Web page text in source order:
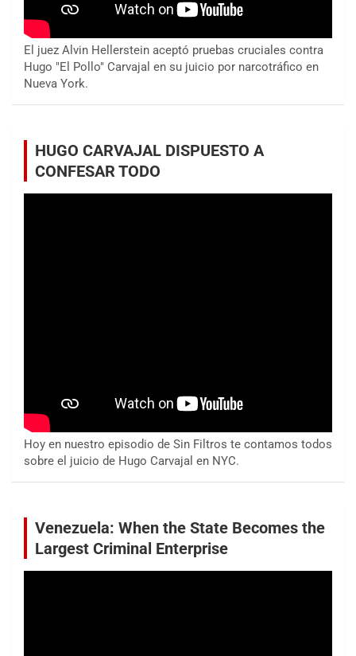
El juez Alvin Hellerstein aceptó pruebas cruciales contra
Hugo "El Pollo" Carvajal en su juicio por narcotráfico en
Nueva York.
HUGO CARVAJAL DISPUESTO A
CONFESAR TODO
Hoy en nuestro episodio de Sin Filtros te contamos todos
sobre el juicio de Hugo Carvajal en NYC.
Venezuela: When the State Becomes the
Largest Criminal Enterprise